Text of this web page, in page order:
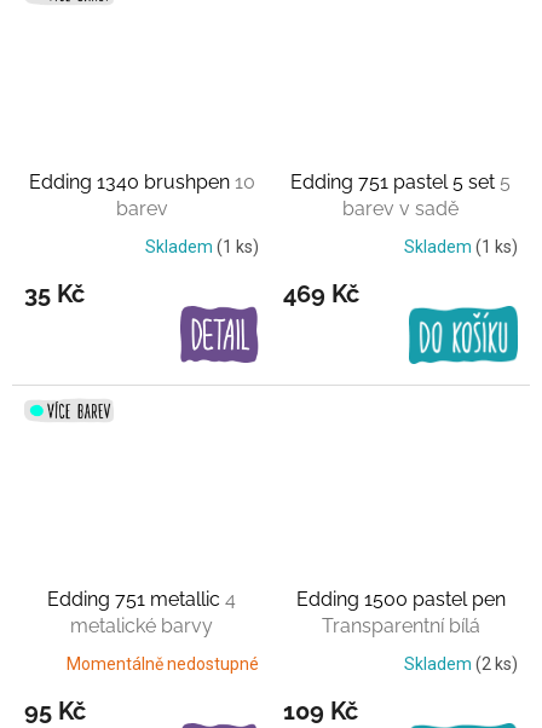
Edding 1340 brushpen 10
barev
Skladem (1 ks)
35 Kč
Edding 751 pastel 5 set 5
barev v sadě
Skladem (1 ks)
469 Kč
Edding 751 metallic 4
metalické barvy
Momentálně nedostupné
95 Kč
Edding 1500 pastel pen
Transparentní bílá
Skladem (2 ks)
109 Kč